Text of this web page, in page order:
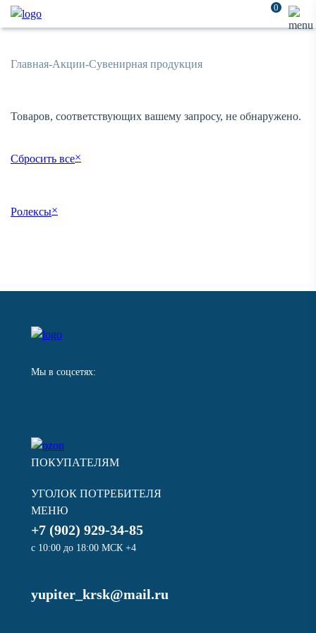
0
Главная-Акции-Сувенирная продукция
Товаров, соответствующих вашему запросу, не обнаружено.
Сбросить все×
Ролексы×
Мы в соцсетях:
ПОКУПАТЕЛЯМ
УГОЛОК ПОТРЕБИТЕЛЯ
МЕНЮ
+7 (902) 929-34-85
с 10:00 до 18:00 МСК +4
yupiter_krsk@mail.ru